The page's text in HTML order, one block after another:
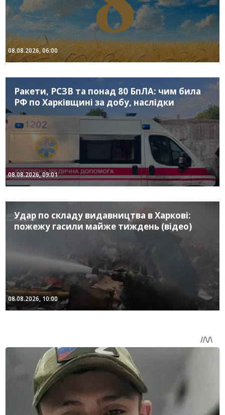
08.08.2026, 06:00
Ракети, РСЗВ та понад 80 БпЛА: чим била
РФ по Харківщині за добу, наслідки
08.08.2026, 09:01
Удар по складу видавництва в Харкові:
пожежу гасили майже тиждень (відео)
08.08.2026, 10:00